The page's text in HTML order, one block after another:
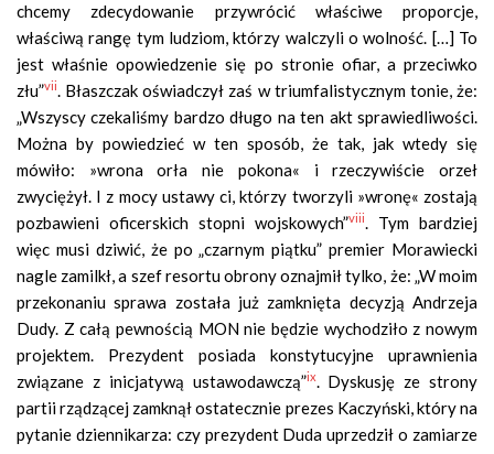
chcemy zdecydowanie przywrócić właściwe proporcje,
właściwą rangę tym ludziom, którzy walczyli o wolność. […] To
jest właśnie opowiedzenie się po stronie ofiar, a przeciwko
złu”vii. Błaszczak oświadczył zaś w triumfalistycznym tonie, że:
„Wszyscy czekaliśmy bardzo długo na ten akt sprawiedliwości.
Można by powiedzieć w ten sposób, że tak, jak wtedy się
mówiło: »wrona orła nie pokona« i rzeczywiście orzeł
zwyciężył. I z mocy ustawy ci, którzy tworzyli »wronę« zostają
pozbawieni oficerskich stopni wojskowych”viii. Tym bardziej
więc musi dziwić, że po „czarnym piątku” premier Morawiecki
nagle zamilkł, a szef resortu obrony oznajmił tylko, że: „W moim
przekonaniu sprawa została już zamknięta decyzją Andrzeja
Dudy. Z całą pewnością MON nie będzie wychodziło z nowym
projektem. Prezydent posiada konstytucyjne uprawnienia
związane z inicjatywą ustawodawczą”ix. Dyskusję ze strony
partii rządzącej zamknął ostatecznie prezes Kaczyński, który na
pytanie dziennikarza: czy prezydent Duda uprzedził o zamiarze